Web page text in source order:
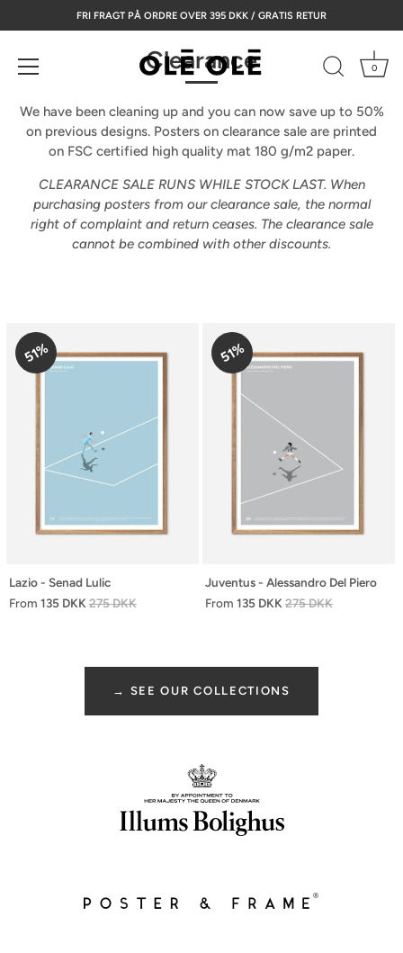
to
FRI FRAGT PÅ ORDRE OVER 395 DKK / GRATIS RETUR
0
Clearance
We have been cleaning up and you can now save up to 50%
on previous designs. Posters on clearance sale are printed
on FSC certified high quality mat 180 g/m2 paper.
CLEARANCE SALE RUNS WHILE STOCK LAST. When
purchasing posters from our clearance sale, the normal
right of complaint and return ceases. The clearance sale
cannot be combined with other discounts.
51%
Lazio - Senad Lulic
From 135 DKK 275 DKK
51%
Juventus - Alessandro Del Piero
From 135 DKK 275 DKK
→ SEE OUR COLLECTIONS